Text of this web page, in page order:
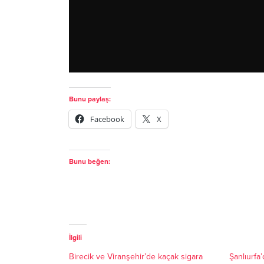
Bunu paylaş:
Facebook X
Bunu beğen:
İlgili
Birecik ve Viranşehir’de kaçak sigara